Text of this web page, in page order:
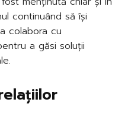
continuând să își
colabora cu
a găsi soluții